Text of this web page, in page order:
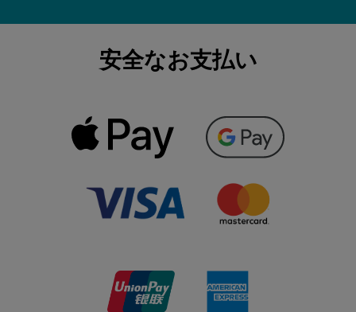
安全なお支払い